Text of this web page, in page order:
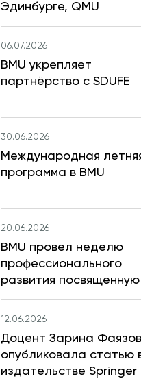
Эдинбурге, QMU
06.07.2026
BMU укрепляет
партнёрство с SDUFE
30.06.2026
Международная
программа в BMU
20.06.2026
BMU провел неделю
профессионального
развития
12.06.2026
Доцент Зарина
опубликовала статью
издательстве Springer